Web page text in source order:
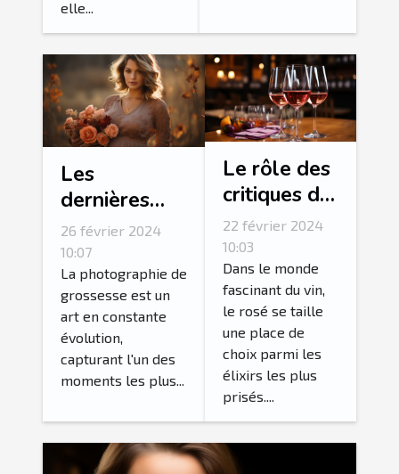
elle...
Les
dernières
tendances en
matière de
photographie
de grossesse
26 février 2024
10:07
La photographie de
grossesse est un
art en constante
évolution,
capturant l'un des
moments les plus...
Le rôle des
critiques de
vin dans la
valorisation
du rosé
22 février 2024
10:03
Dans le monde
fascinant du vin,
le rosé se taille
une place de
choix parmi les
élixirs les plus
prisés....